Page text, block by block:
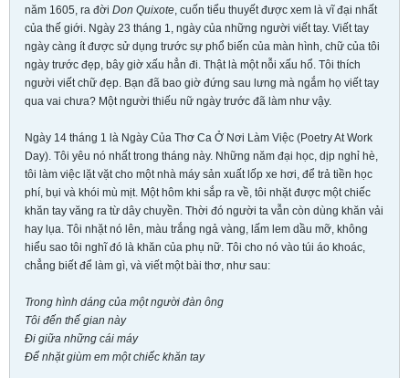
năm 1605, ra đời Don Quixote, cuốn tiểu thuyết được xem là vĩ đại nhất
của thế giới. Ngày 23 tháng 1, ngày của những người viết tay. Viết tay
ngày càng ít được sử dụng trước sự phổ biến của màn hình, chữ của tôi
ngày trước đẹp, bây giờ xấu hẳn đi. Thật là một nỗi xấu hổ. Tôi thích
người viết chữ đẹp. Bạn đã bao giờ đứng sau lưng mà ngắm họ viết tay
qua vai chưa? Một người thiếu nữ ngày trước đã làm như vậy.
Ngày 14 tháng 1 là Ngày Của Thơ Ca Ở Nơi Làm Việc (Poetry At Work
Day). Tôi yêu nó nhất trong tháng này. Những năm đại học, dịp nghỉ hè,
tôi làm việc lặt vặt cho một nhà máy sản xuất lốp xe hơi, để trả tiền học
phí, bụi và khói mù mịt. Một hôm khi sắp ra về, tôi nhặt được một chiếc
khăn tay văng ra từ dây chuyền. Thời đó người ta vẫn còn dùng khăn vải
hay lụa. Tôi nhặt nó lên, màu trắng ngả vàng, lấm lem dầu mỡ, không
hiểu sao tôi nghĩ đó là khăn của phụ nữ. Tôi cho nó vào túi áo khoác,
chẳng biết để làm gì, và viết một bài thơ, như sau:
Trong hình dáng của một người đàn ông
Tôi đến thế gian này
Đi giữa những cái máy
Để nhặt giùm em một chiếc khăn tay